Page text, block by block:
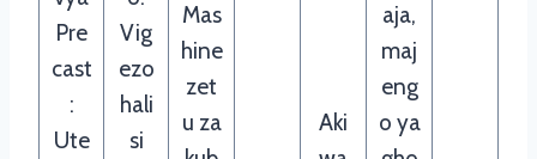
Pre
cast
:
Ute
Vig
ezo
hali
si
Mas
hine
zet
u za
Aki
aja,
maj
eng
o ya